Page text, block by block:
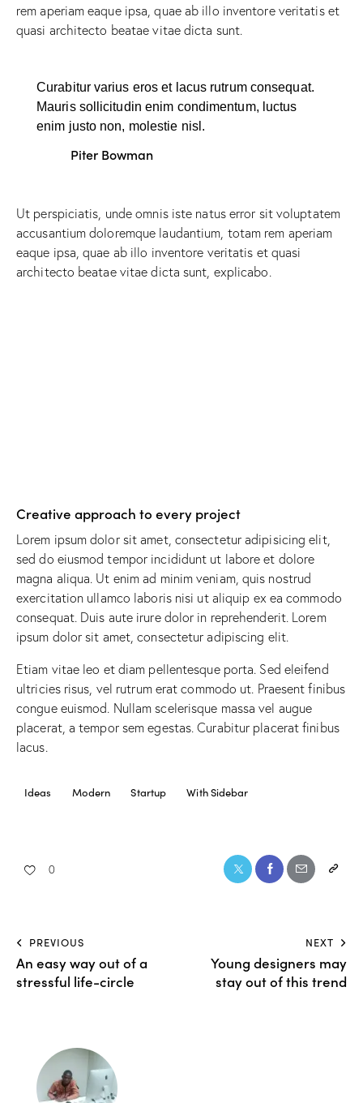
rem aperiam eaque ipsa, quae ab illo inventore veritatis et
quasi architecto beatae vitae dicta sunt.
Curabitur varius eros et lacus rutrum consequat.
Mauris sollicitudin enim condimentum, luctus
enim justo non, molestie nisl.
Piter Bowman
Ut perspiciatis, unde omnis iste natus error sit voluptatem
accusantium doloremque laudantium, totam rem aperiam
eaque ipsa, quae ab illo inventore veritatis et quasi
architecto beatae vitae dicta sunt, explicabo.
Creative approach to every project
Lorem ipsum dolor sit amet, consectetur adipisicing elit,
sed do eiusmod tempor incididunt ut labore et dolore
magna aliqua. Ut enim ad minim veniam, quis nostrud
exercitation ullamco laboris nisi ut aliquip ex ea commodo
consequat. Duis aute irure dolor in reprehenderit. Lorem
ipsum dolor sit amet, consectetur adipiscing elit.
Etiam vitae leo et diam pellentesque porta. Sed eleifend
ultricies risus, vel rutrum erat commodo ut. Praesent finibus
congue euismod. Nullam scelerisque massa vel augue
placerat, a tempor sem egestas. Curabitur placerat finibus
lacus.
Ideas Modern Startup With Sidebar
0
PREVIOUS
An easy way out of a
stressful life-circle
NEXT
Young designers may
stay out of this trend